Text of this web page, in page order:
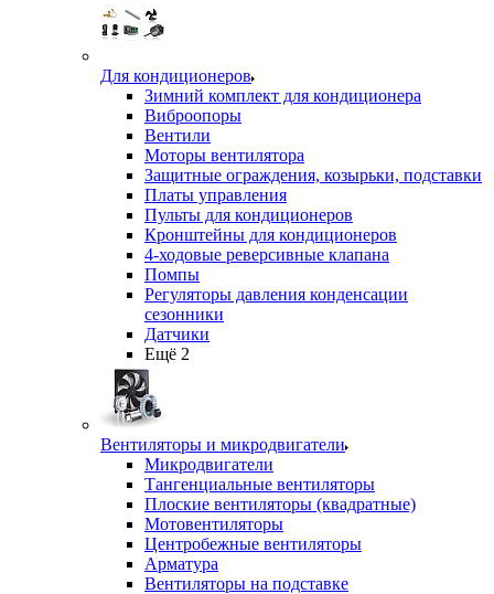
Для кондиционеров
Зимний комплект для кондиционера
Виброопоры
Вентили
Моторы вентилятора
Защитные ограждения, козырьки, подставки
Платы управления
Пульты для кондиционеров
Кронштейны для кондиционеров
4-ходовые реверсивные клапана
Помпы
Регуляторы давления конденсации
сезонники
Датчики
Ещё 2
Вентиляторы и микродвигатели
Микродвигатели
Тангенциальные вентиляторы
Плоские вентиляторы (квадратные)
Мотовентиляторы
Центробежные вентиляторы
Арматура
Вентиляторы на подставке